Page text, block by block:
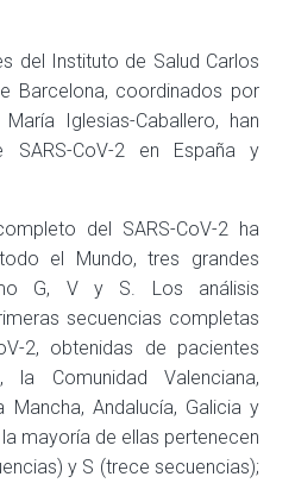
del Instituto de Salud Carlos
Barcelona, ​​coordinados por
Iglesias-Caballero, han
SARS-CoV-2 en España y
del SARS-CoV-2 ha
el Mundo, tres grandes
G, V y S. Los análisis
secuencias completas
2, obtenidas de pacientes
la Comunidad Valenciana,
Mancha, Andalucía, Galicia y
mayoría de ellas pertenecen
y S (trece secuencias);